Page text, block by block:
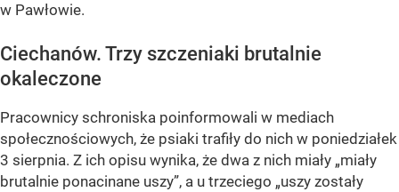
w Pawłowie.
Ciechanów. Trzy szczeniaki brutalnie
okaleczone
Pracownicy schroniska poinformowali w mediach
społecznościowych, że psiaki trafiły do nich w poniedziałek
3 sierpnia. Z ich opisu wynika, że dwa z nich miały „miały
brutalnie ponacinane uszy”, a u trzeciego „uszy zostały